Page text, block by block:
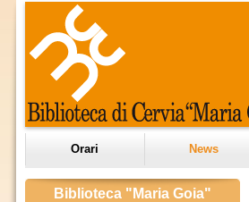
Orari News
Biblioteca "Maria Goia"